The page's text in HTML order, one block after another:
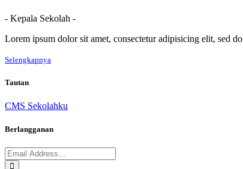
- Kepala Sekolah -
Lorem ipsum dolor sit amet, consectetur adipisicing elit, sed
Selengkapnya
Tautan
CMS Sekolahku
Berlangganan